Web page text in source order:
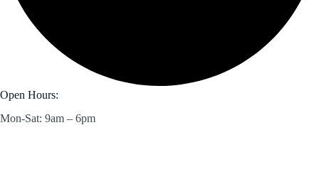
Open Hours:
Mon-Sat: 9am – 6pm